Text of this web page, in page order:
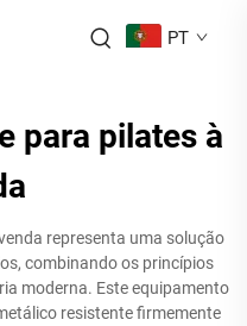
PT
para pilates à
representa uma solução
combinando os princípios
moderna. Este equipamento
resistente firmemente